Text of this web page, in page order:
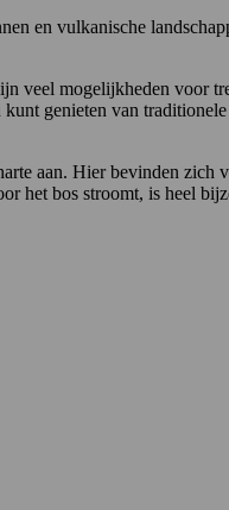
en vulkanische
veel mogelijkheden voor
genieten van traditionele
aan. Hier bevinden
bos stroomt, is heel